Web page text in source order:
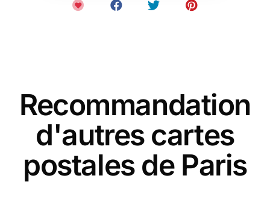
Recommandation
d'autres cartes
postales de Paris